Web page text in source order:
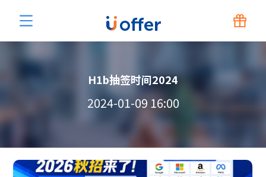
H1b抽签时间2024
2024-01-09 16:00